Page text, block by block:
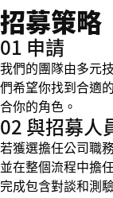
招募策略
01 申請
我們的團隊由多元
們希望你找到合適
合你的角色。
02 與招募人
若獲選擔任公司職
並在整個流程中擔
完成包含對談和測